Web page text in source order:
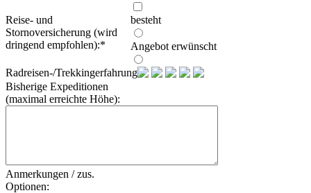
Reise- und
Stornoversicherung (wird
dringend empfohlen):*
besteht
Angebot erwünscht
Radreisen-/Trekkingerfahrung:
Bisherige Expeditionen
(maximal erreichte Höhe):
Anmerkungen / zus.
Optionen: